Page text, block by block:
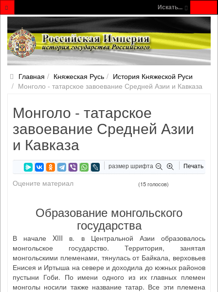
Искать...
Главная Княжеская Русь
История Княжеской Руси
Монголо - татарское завоевание Средней Азии и Кавказа
Монголо - татарское
завоевание Средней Азии
и Кавказа
размер шрифта Печать
Оцените материал (15 голосов)
Образование монгольского
государства
В начале XIII в. в Центральной Азии образовалось
монгольское государство. Территория, занятая
монгольскими племенами, тянулась от Байкала, верховьев
Енисея и Иртыша на севере и доходила до южных районов
пустыни Гоби. По имени одного из их главных племен
монголы носили также название татар. Все эти племена